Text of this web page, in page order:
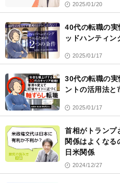
2025/01/20
40代の転職の
ッドハンティン
2025/01/17
30代の転職の実
ントの活用法と
2025/01/17
首相がトランプ
関係はよくなる
日米関係
2024/12/27